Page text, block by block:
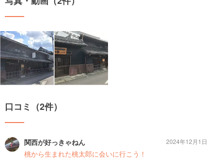
口コミ（2件）
関西が好っきゃねん
桃から生まれた桃太郎に会いに行こう！
2024年12月1日